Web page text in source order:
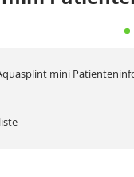
mini